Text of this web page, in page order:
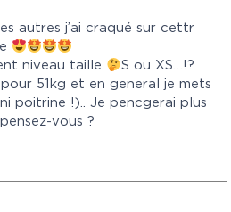
autres j’ai craqué sur cettr
niveau taille
S ou XS…!?
pour 51kg et en general je mets
poitrine !).. Je pencgerai plus
vous ?